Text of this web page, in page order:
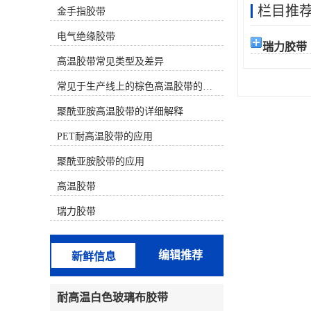
栏目推
瑞力胶带
材质） 决定。下面为您分类介绍几种
一、 较佳选择（高温且基本无残胶）
这类胶带使用有机硅压敏胶或特殊配
方，专门设计用于高温后干净移除。
聚酰亚胺高温胶带（金手指胶带）材
质：茶色/琥珀色薄膜。耐温性：长期
耐温 260°C，短期可至300°C以上。特
点：较常用、较可靠的选择之一。背
面常带有离型纸。其有机硅胶水配方
通常不留残胶。广泛用于SMT回流
焊、波峰焊、电路板保护、线圈缠
绕。注意：劣质产品胶水配方不佳，
仍可能留胶。特氟龙高温胶带（铁氟
龙胶带）材质：白色/黑色，表面极其
光滑。耐温性：较高可达 260°C -
300°C。特点：防粘性极好，本身就
是不粘材料，因此几乎绝对不留残
胶。常用于热塑封口机、熨斗底板、
烘焙模具、化工防粘。缺点是强度较
低，价格较贵。二、 性价比选择（中
金手指胶带
电气绝缘胶带
高温胶带常见类型及差异
常见于生产线上的棕色高温胶带的特性及应用
聚酰亚胺高温胶带的详细解释
PET耐高温胶带的应用
聚酰亚胺胶带的应用
高温胶带
瑞力胶带
新鲜信息 编辑推荐
耐高温白色玻璃布胶带